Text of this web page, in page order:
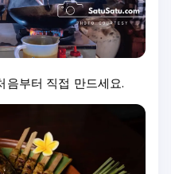
음부터 직접 만드세요.